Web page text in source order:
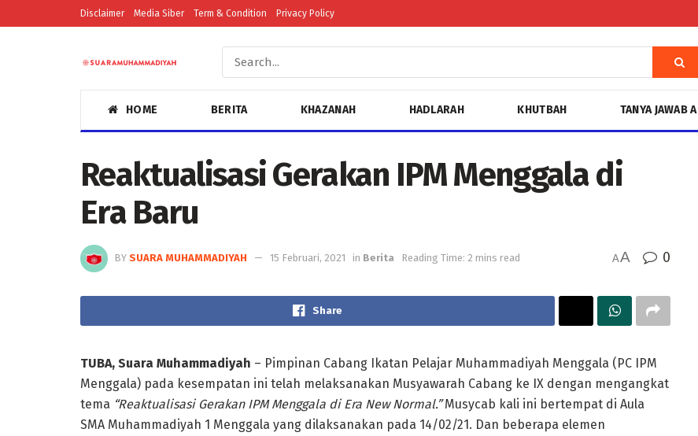
Disclaimer Media Siber Term & Condition Privacy Policy
HOME BERITA KHAZANAH HADLARAH KHUTBAH TANYA JAWAB
Reaktualisasi Gerakan IPM Menggala di
Era Baru
BY SUARA MUHAMMADIYAH 15 Februari, 2021 in Berita Reading Time: 2 mins read AA 0
Share
TUBA, Suara Muhammadiyah – Pimpinan Cabang Ikatan Pelajar Muhammadiyah Menggala (PC IPM
Menggala) pada kesempatan ini telah melaksanakan Musyawarah Cabang ke IX dengan mengangkat
tema “Reaktualisasi Gerakan IPM Menggala di Era New Normal.”Musycab kali ini bertempat di Aula
SMA Muhammadiyah 1 Menggala yang dilaksanakan pada 14/02/21. Dan beberapa elemen